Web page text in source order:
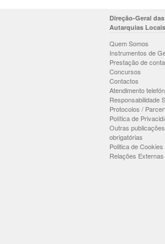
Direção-Geral das
Autarquias Locais
Quem Somos
Instrumentos de
Prestação de
Concursos
Contactos
Atendimento
Responsabilidade
Protocolos /
Política de
Outras publicações
obrigatórias
Politica de Cookies
Relações Externas